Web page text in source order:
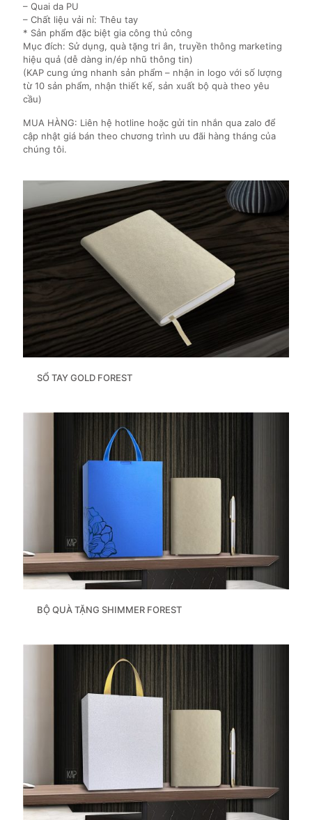
– Quai da PU
– Chất liệu vải nỉ: Thêu tay
* Sản phẩm đặc biệt gia công thủ công
Mục đích: Sử dụng, quà tặng tri ân, truyền thông marketing
hiệu quả (dễ dàng in/ép nhũ thông tin)
(KAP cung ứng nhanh sản phẩm – nhận in logo với số lượng
từ 10 sản phẩm, nhận thiết kế, sản xuất bộ quà theo yêu
cầu)
MUA HÀNG: Liên hệ hotline hoặc gửi tin nhắn qua zalo để
cập nhật giá bán theo chương trình ưu đãi hàng tháng của
chúng tôi.
SỔ TAY GOLD FOREST
BỘ QUÀ TẶNG SHIMMER FOREST